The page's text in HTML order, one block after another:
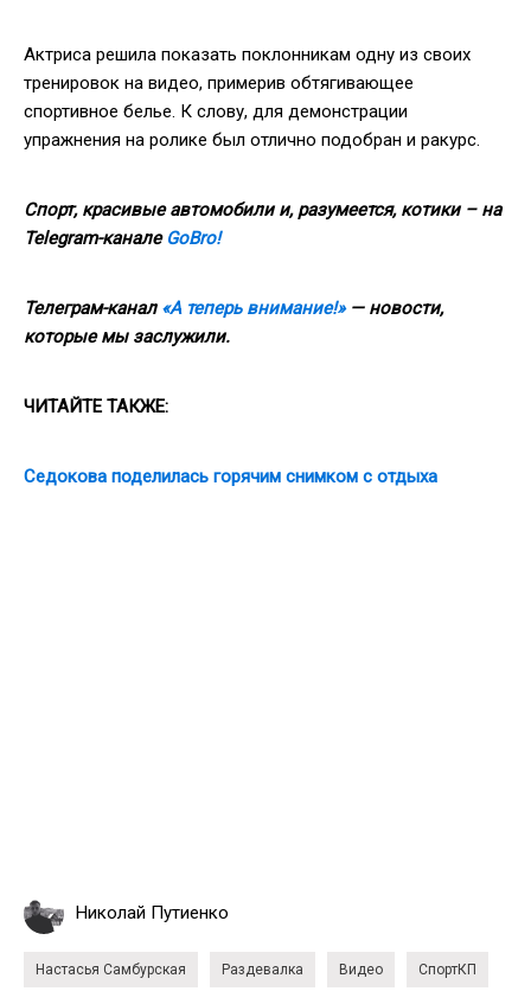
Актриса решила показать поклонникам одну из своих
тренировок на видео, примерив обтягивающее
спортивное белье. К слову, для демонстрации
упражнения на ролике был отлично подобран и ракурс.
Спорт, красивые автомобили и, разумеется, котики – на
Telegram-канале GoBro!
Телеграм-канал «А теперь внимание!»— новости,
которые мы заслужили.
ЧИТАЙТЕ ТАКЖЕ:
Седокова поделилась горячим снимком с отдыха
Николай Путиенко
Настасья Самбурская Раздевалка Видео СпортКП